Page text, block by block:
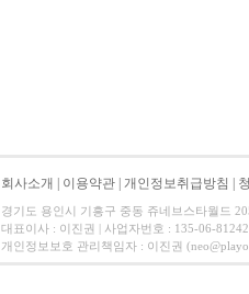
회사소개 이용약관 개인정보취급방침
경기도 용인시 기흥구 중동 쥬네브스타월드
대표이사 : 이진권 | 사업자번호 : 135-06-
개인정보보호 관리책임자 : 이진권